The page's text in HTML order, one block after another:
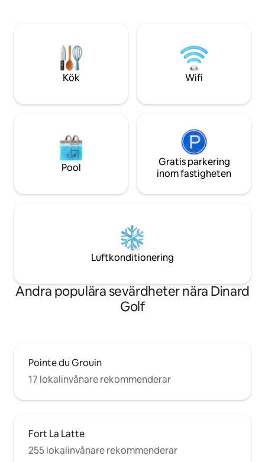
buss - Mount Saint Michel: 50 minuters
dig att koppla av
promenader i
Kök Wifi
Pool
Gratis parkering
inom fastigheten
Luftkonditionering
Andra populära sevärdheter nära Dinard
Golf
Pointe du Grouin
17 lokalinvånare rekommenderar
Fort La Latte
255 lokalinvånare rekommenderar